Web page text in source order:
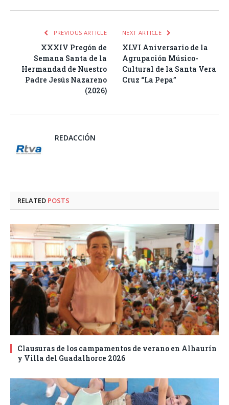
PREVIOUS ARTICLE
XXXIV Pregón de
Semana Santa de la
Hermandad de Nuestro
Padre Jesús Nazareno
(2026)
NEXT ARTICLE
XLVI Aniversario de la
Agrupación Músico-
Cultural de la Santa Vera
Cruz “La Pepa”
REDACCIÓN
RELATED POSTS
Clausuras de los campamentos de verano en Alhaurín
y Villa del Guadalhorce 2026